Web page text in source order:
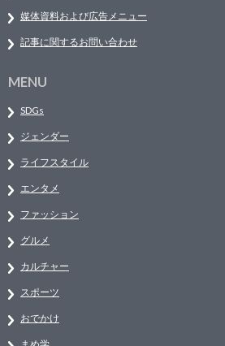
媒体資料および広告メニュー
記事に関するお問い合わせ
MENU
SDGs
ジェンダー
ライフスタイル
エンタメ
ファッション
グルメ
カルチャー
スポーツ
おでかけ